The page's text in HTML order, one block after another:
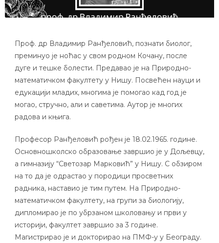
Проф. др Владимир Ранђеловић, познати биолог,
преминуо је ноћас у свом родном Кочану, после
дуге и тешке болести. Предавао је на Природно-
математичком факултету у Нишу. Посвећен науци и
едукацији младих, многима је помогао кад год је
могао, стручно, али и саветима. Аутор је многих
радова и књига.
Професор Ранђеловић рођен је 18.02.1965. године.
Основношколско образовање завршио је у Дољевцу,
а гимназију “Светозар Марковић” у Нишу. С обзиром
на то да је одрастао у породици просветних
радника, наставио је тим путем. На Природно-
математичком факултету, на групи за биологију,
дипломирао је по убрзаном школовању и први у
историји, факултет завршио за 3 године.
Магистрирао је и докторирао на ПМФ-у у Београду.